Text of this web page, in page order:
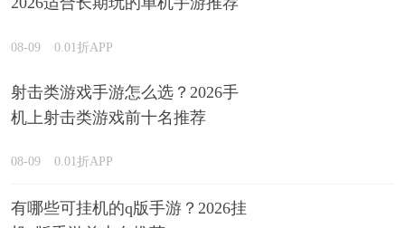
08-09 0.01折APP
射击类游戏手游怎么选？2026手
机上射击类游戏前十名推荐
08-09 0.01折APP
有哪些可挂机的q版手游？2026挂